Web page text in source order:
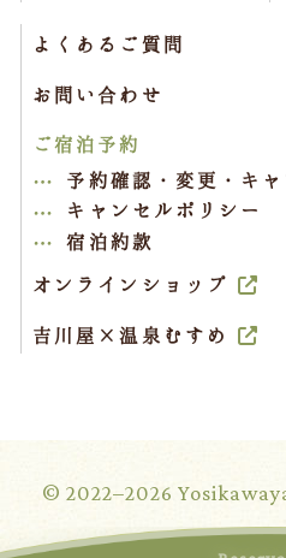
よくあるご質問
お問い合わせ
ご宿泊予約
予約確認・変更・キャ
キャンセルポリシー
宿泊約款
オンラインショップ
吉川屋×温泉むすめ
© 2022–2026